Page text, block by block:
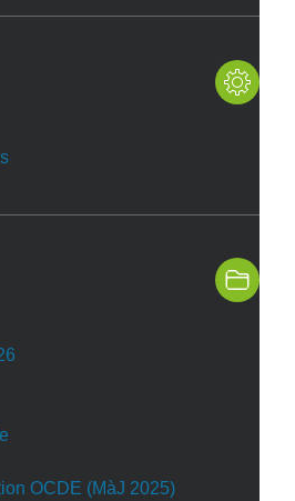
OCDE (MàJ 2025)